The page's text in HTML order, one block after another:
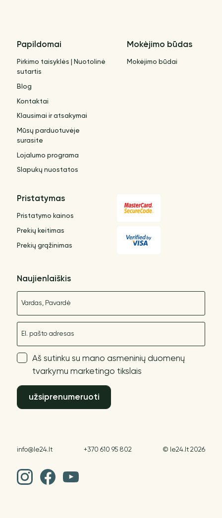
Papildomai
Pirkimo taisyklės | Nuotolinė
sutartis
Blog
Kontaktai
Klausimai ir atsakymai
Mūsų parduotuvėje
surasite
Lojalumo programa
Slapukų nuostatos
Mokėjimo būdas
Mokėjimo būdai
Pristatymas
Pristatymo kainos
Prekių keitimas
Prekių grąžinimas
Naujienlaiškis
Aš sutinku su mano asmeninių duomenų
tvarkymu marketingo tikslais
užsiprenumeruoti
info@le24.lt +370 610 95 802 © le24.lt 2026